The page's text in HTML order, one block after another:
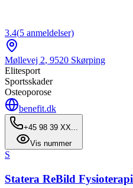
3.4(5 anmeldelser)
Møllevej 2, 9520 Skørping
Elitesport
Sportsskader
Osteoporose
benefit.dk
+45 98 39 XX...
Vis nummer
S
Statera ReBild Fysioterapi